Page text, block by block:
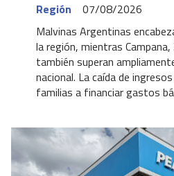
Región
07/08/2026
Malvinas Argentinas
la región, mientras
también superan
nacional. La caída de
familias a financiar gastos